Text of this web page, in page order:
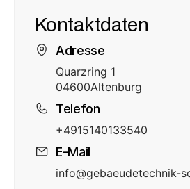
Kontaktdaten
Adresse
Quarzring 1
04600Altenburg
Telefon
+4915140133540
E-Mail
info@gebaeudetechnik-